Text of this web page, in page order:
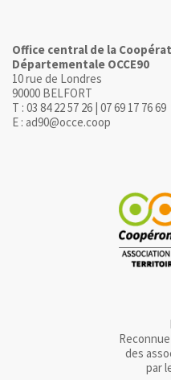
Office central de la
Départementale OCCE90
10 rue de Londres
90000 BELFORT
T : 03 84 22 57 26 | 07 69 17 76 69
E : ad90@occe.coop
des
par